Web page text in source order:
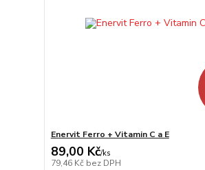
Enervit Ferro + Vitamin C a E
89,00 Kč/ks
79,46 Kč bez DPH